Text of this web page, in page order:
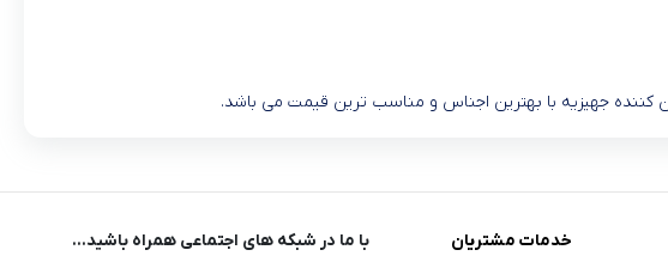
کننده جهیزیه با بهترین اجناس و مناسب ترین قیمت می باشد.
خدمات مشتریان با ما در شبکه های اجتماعی همراه باشید...